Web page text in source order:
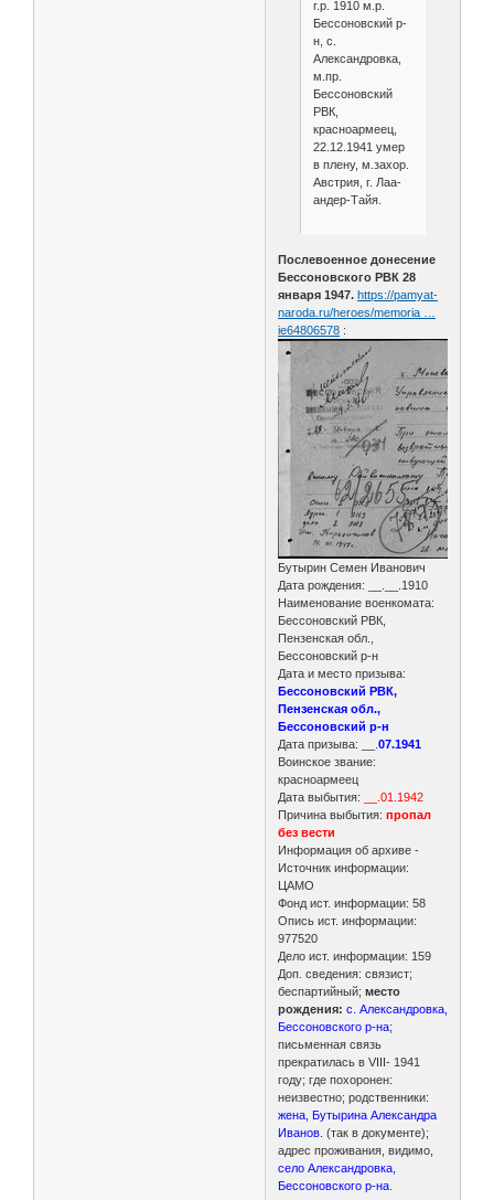
г.р. 1910 м.р.
Бессоновский р-
н, с.
Александровка,
м.пр.
Бессоновский
РВК,
красноармеец,
22.12.1941 умер
в плену, м.захор.
Австрия, г. Лаа-
андер-Тайя.
Послевоенное донесение
Бессоновского РВК 28
января 1947. https://pamyat-
naroda.ru/heroes/memoria …
ie64806578 :
Бутырин Семен Иванович
Дата рождения: __.__.1910
Наименование военкомата:
Бессоновский РВК,
Пензенская обл.,
Бессоновский р-н
Дата и место призыва:
Бессоновский РВК,
Пензенская обл.,
Бессоновский р-н
Дата призыва: __.07.1941
Воинское звание:
красноармеец
Дата выбытия:
__.01.1942
Причина выбытия: пропал
без вести
Информация об архиве -
Источник информации:
ЦАМО
Фонд ист. информации: 58
Опись ист. информации:
977520
Дело ист. информации: 159
Доп. сведения: связист;
беспартийный;место
рождения: с. Александровка,
Бессоновского р-на;
письменная связь
прекратилась в VIII- 1941
году; где похоронен:
неизвестно; родственники:
жена, Бутырина Александра
Иванов. (так в документе);
адрес проживания, видимо,
село Александровка,
Бессоновского р-на.